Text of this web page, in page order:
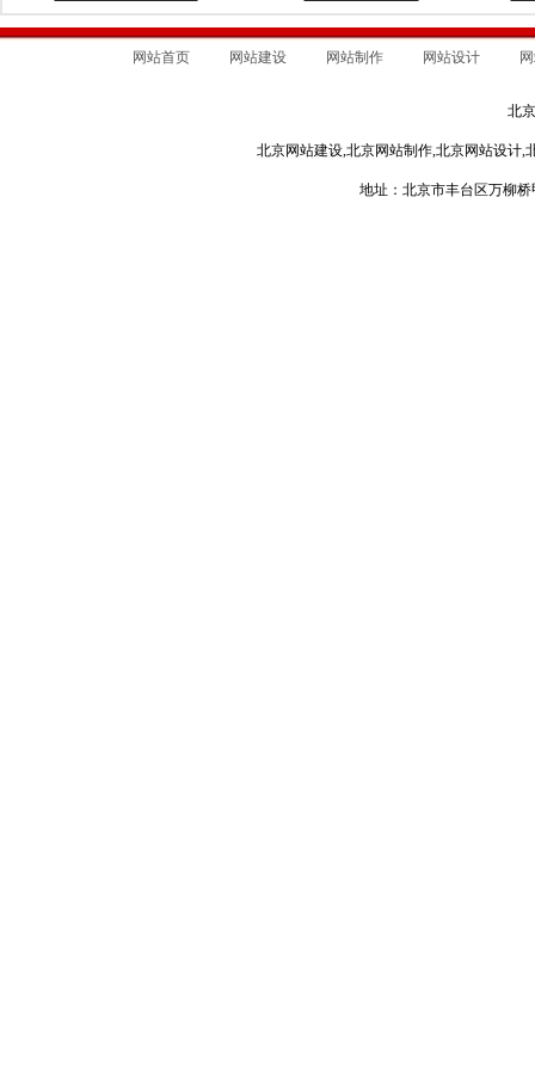
网站首页 网站建设 网站制作 网站设计
北
北京网站建设,北京网站制作,北京网站设计,
地址：北京市丰台区万柳桥